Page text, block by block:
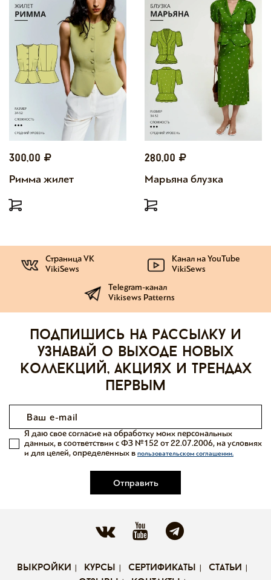
300,00
Римма жилет
280,00
Марьяна блузка
Страница VK
VikiSews
Канал на YouTube
VikiSews
Telegram-канал
Vikisews Patterns
Подпишись на рассылку и
узнавай о выходе новых
коллекций, акциях и трендах
первым
Отправить
Я даю свое согласие на обработку моих персональных
данных, в соответствии с ФЗ №152 от 22.07.2006, на условиях
и для целей, определенных в пользовательском соглашении.
выкройки курсы сертификаты
статьи